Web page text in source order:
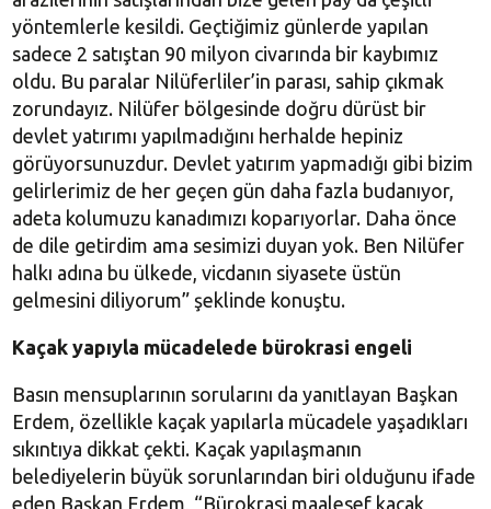
yöntemlerle kesildi. Geçtiğimiz günlerde yapılan
sadece 2 satıştan 90 milyon civarında bir kaybımız
oldu. Bu paralar Nilüferliler’in parası, sahip çıkmak
zorundayız. Nilüfer bölgesinde doğru dürüst bir
devlet yatırımı yapılmadığını herhalde hepiniz
görüyorsunuzdur. Devlet yatırım yapmadığı gibi bizim
gelirlerimiz de her geçen gün daha fazla budanıyor,
adeta kolumuzu kanadımızı koparıyorlar. Daha önce
de dile getirdim ama sesimizi duyan yok. Ben Nilüfer
halkı adına bu ülkede, vicdanın siyasete üstün
gelmesini diliyorum” şeklinde konuştu.
Kaçak yapıyla mücadelede bürokrasi engeli
Basın mensuplarının sorularını da yanıtlayan Başkan
Erdem, özellikle kaçak yapılarla mücadele yaşadıkları
sıkıntıya dikkat çekti. Kaçak yapılaşmanın
belediyelerin büyük sorunlarından biri olduğunu ifade
eden Başkan Erdem, “Bürokrasi maalesef kaçak